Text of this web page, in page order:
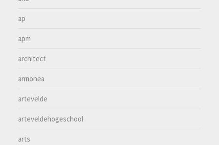
ap
apm
architect
armonea
artevelde
arteveldehogeschool
arts